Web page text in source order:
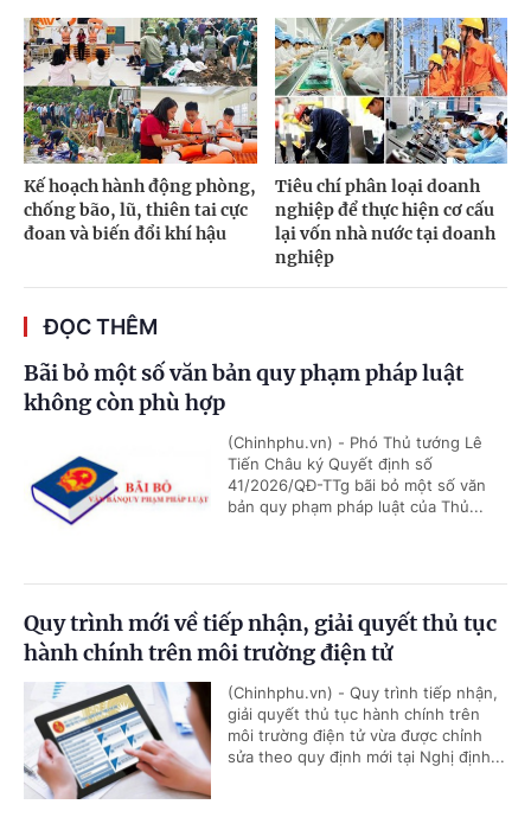
Kế hoạch hành động phòng,
chống bão, lũ, thiên tai cực
đoan và biến đổi khí hậu
Tiêu chí phân loại doanh
nghiệp để thực hiện cơ cấu
lại vốn nhà nước tại doanh
nghiệp
ĐỌC THÊM
Bãi bỏ một số văn bản quy phạm pháp luật
không còn phù hợp
(Chinhphu.vn) - Phó Thủ tướng Lê
Tiến Châu ký Quyết định số
41/2026/QĐ-TTg bãi bỏ một số văn
bản quy phạm pháp luật của Thủ...
Quy trình mới về tiếp nhận, giải quyết thủ tục
hành chính trên môi trường điện tử
(Chinhphu.vn) - Quy trình tiếp nhận,
giải quyết thủ tục hành chính trên
môi trường điện tử vừa được chỉnh
sửa theo quy định mới tại Nghị định...